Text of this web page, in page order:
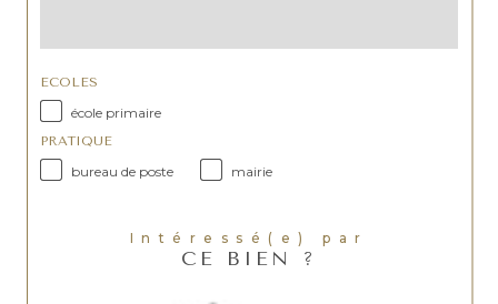
ECOLES
école primaire
PRATIQUE
bureau de poste mairie
Intéressé(e) par
CE BIEN ?